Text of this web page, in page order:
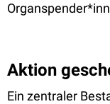
Aktion
Ein zentraler